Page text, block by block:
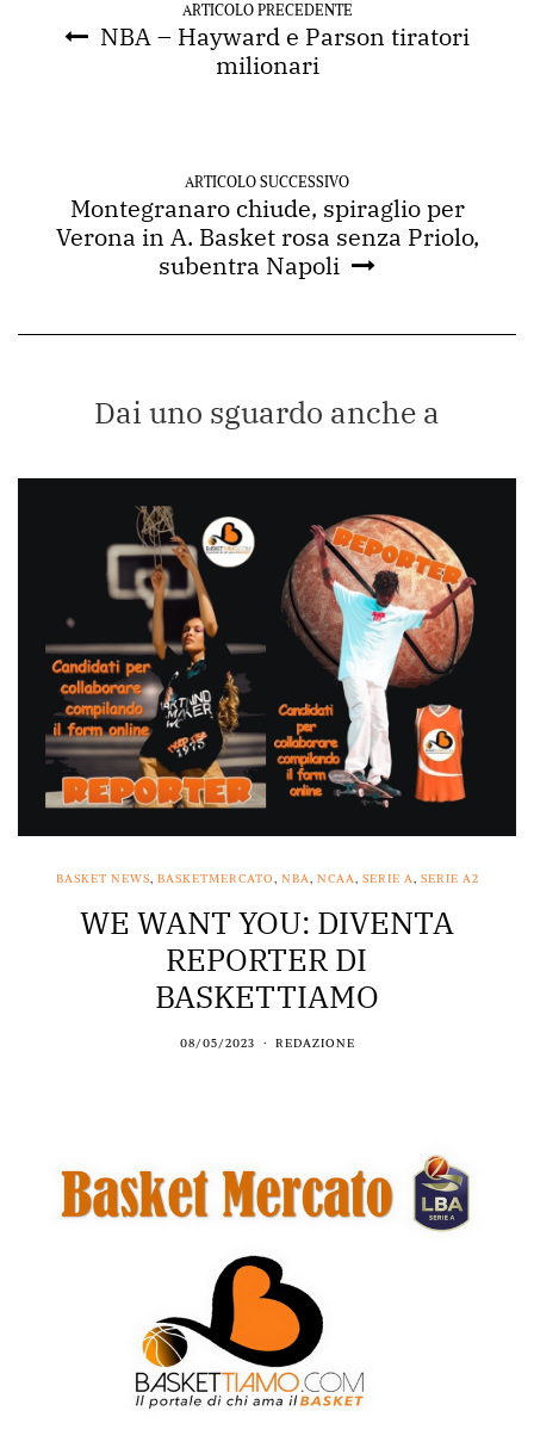
ARTICOLO PRECEDENTE
NBA – Hayward e Parson tiratori
milionari
ARTICOLO SUCCESSIVO
Montegranaro chiude, spiraglio per
Verona in A. Basket rosa senza Priolo,
subentra Napoli
Dai uno sguardo anche a
BASKET NEWS, BASKETMERCATO, NBA, NCAA, SERIE A, SERIE A2
WE WANT YOU: DIVENTA
REPORTER DI
BASKETTIAMO
08/05/2023 REDAZIONE